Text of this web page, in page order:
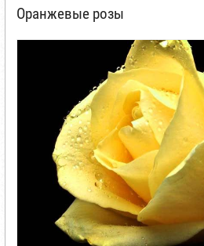
Оранжевые розы